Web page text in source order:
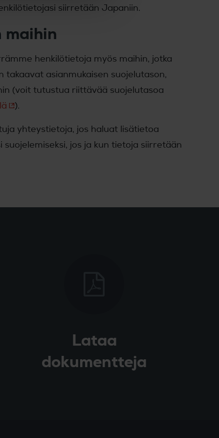
siirretään Japaniin.
henkilötietoja myös maihin, jotka
asianmukaisen suojelutason,
(voit tutustua riittävää suojelutasoa
).
yhteystietoja, jos haluat lisätietoa
jos ja kun tietoja siirretään
Lataa
dokumentteja